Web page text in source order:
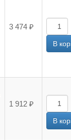
3 474 ₽
1 912 ₽